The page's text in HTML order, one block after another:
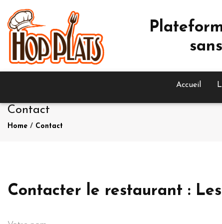
Accueil
Contact
Home / Contact
Contacter le restaurant :